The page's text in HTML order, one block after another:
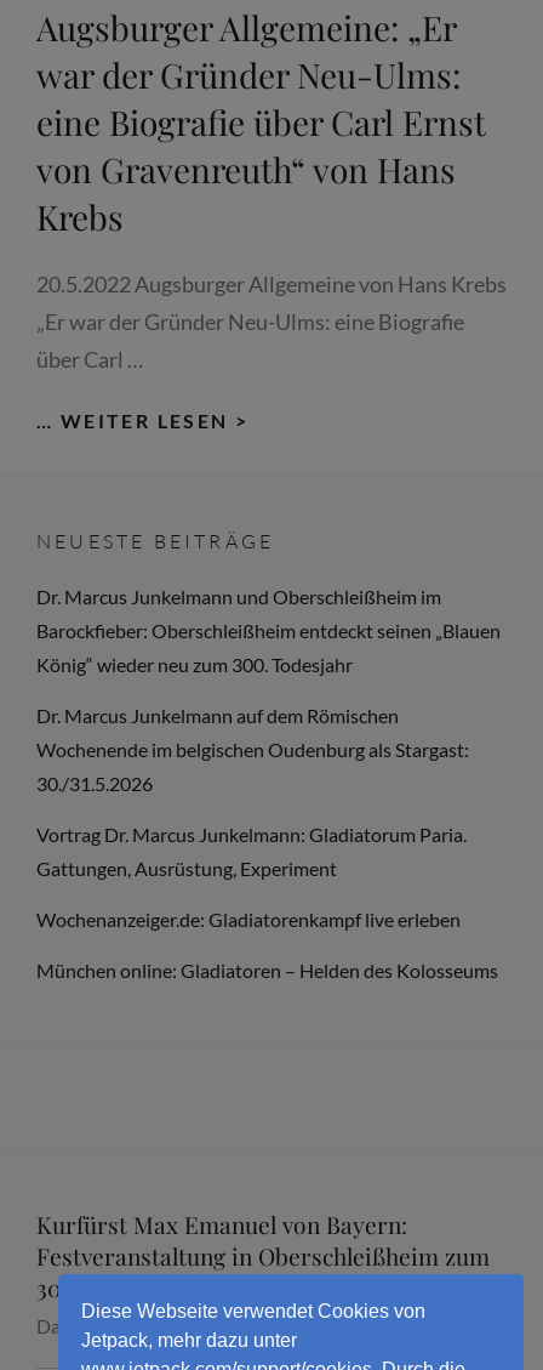
ERNST
VON
GRAVENREUTH.
EINE
KARRIERE
MONTGELAS
Augsburger Allgemeine: „Er
war der Gründer Neu-Ulms:
eine Biografie über Carl Ernst
von Gravenreuth“ von Hans
Krebs
20.5.2022 Augsburger Allgemeine von Hans Krebs
„Er war der Gründer Neu-Ulms: eine Biografie
über Carl …
… WEITER LESEN >
DER
GRÜNDER
NEU-
ULMS:
BIOGRAFIE
ÜBER
ERNST
VON
VON
HANS
NEUESTE BEITRÄGE
Dr. Marcus Junkelmann und Oberschleißheim im
Barockfieber: Oberschleißheim entdeckt seinen „Blauen
König“ wieder neu zum 300. Todesjahr
Dr. Marcus Junkelmann auf dem Römischen
Wochenende im belgischen Oudenburg als Stargast:
30./31.5.2026
Vortrag Dr. Marcus Junkelmann: Gladiatorum Paria.
Gattungen, Ausrüstung, Experiment
Wochenanzeiger.de: Gladiatorenkampf live erleben
München online: Gladiatoren – Helden des Kolosseums
Kurfürst Max Emanuel von Bayern:
Festveranstaltung in Oberschleißheim zum
300. Todestag mit Dr. Marcus Junkelmann
Datum:16. September 2026
Diese Webseite verwendet Cookies von
Jetpack, mehr dazu unter